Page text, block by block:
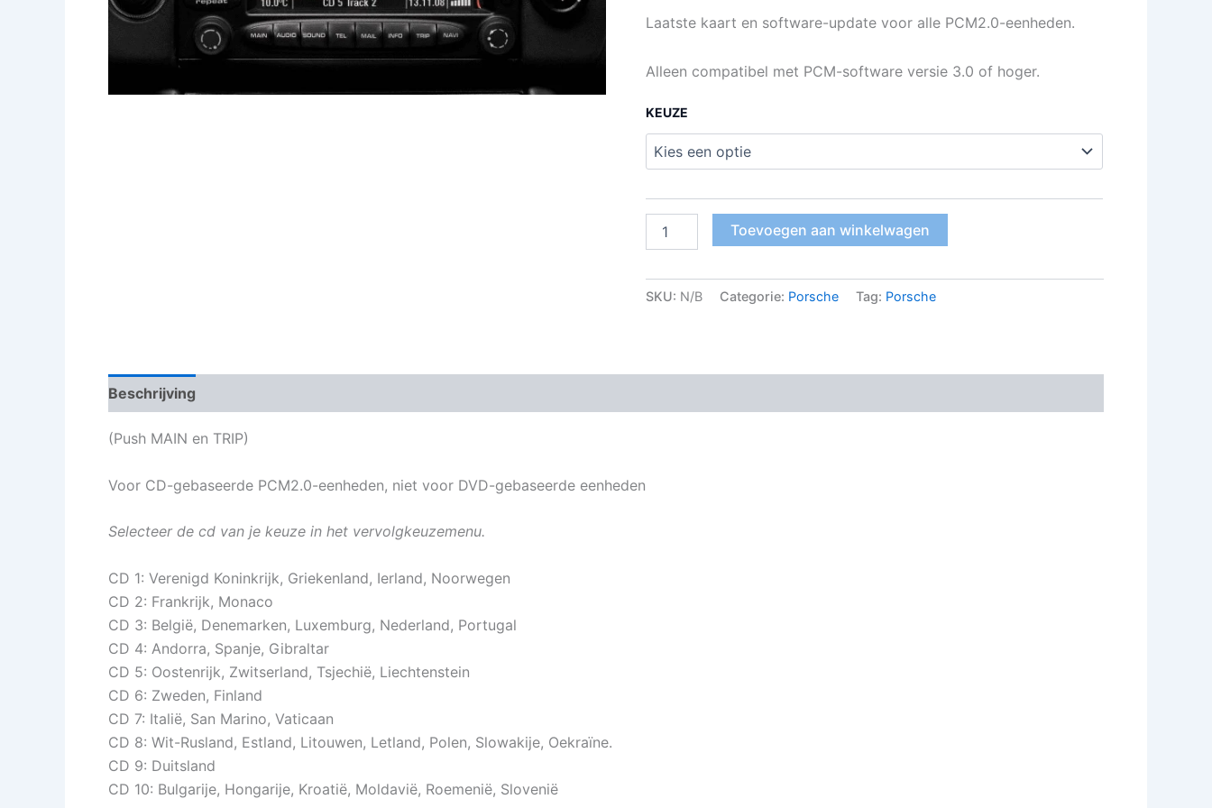
Laatste kaart en software-update voor alle PCM2.0-eenheden.
Alleen compatibel met PCM-software versie 3.0 of hoger.
KEUZE
Toevoegen aan winkelwagen
SKU: N/B Categorie: Porsche Tag: Porsche
Beschrijving
(Push MAIN en TRIP)
Voor CD-gebaseerde PCM2.0-eenheden, niet voor DVD-gebaseerde eenheden
Selecteer de cd van je keuze in het vervolgkeuzemenu.
CD 1: Verenigd Koninkrijk, Griekenland, Ierland, Noorwegen
CD 2: Frankrijk, Monaco
CD 3: België, Denemarken, Luxemburg, Nederland, Portugal
CD 4: Andorra, Spanje, Gibraltar
CD 5: Oostenrijk, Zwitserland, Tsjechië, Liechtenstein
CD 6: Zweden, Finland
CD 7: Italië, San Marino, Vaticaan
CD 8: Wit-Rusland, Estland, Litouwen, Letland, Polen, Slowakije, Oekraïne.
CD 9: Duitsland
CD 10: Bulgarije, Hongarije, Kroatië, Moldavië, Roemenië, Slovenië